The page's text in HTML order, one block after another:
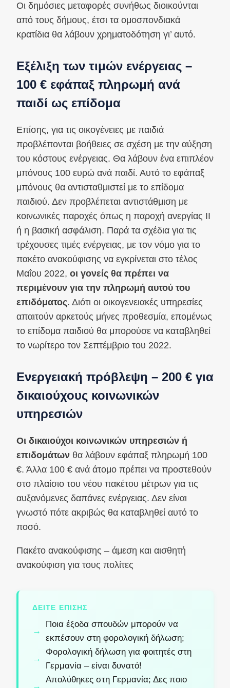
Οι δημόσιες μεταφορές συνήθως διοικούνται
από τους δήμους, έτσι τα ομοσπονδιακά
κρατίδια θα λάβουν χρηματοδότηση γι’ αυτό.
Εξέλιξη των τιμών ενέργειας –
100 € εφάπαξ πληρωμή ανά
παιδί ως επίδομα
Επίσης, για τις οικογένειες με παιδιά
προβλέπονται βοήθειες σε σχέση με την αύξηση
του κόστους ενέργειας. Θα λάβουν ένα επιπλέον
μπόνους 100 ευρώ ανά παιδί. Αυτό το εφάπαξ
μπόνους θα αντισταθμιστεί με το επίδομα
παιδιού. Δεν προβλέπεται αντιστάθμιση με
κοινωνικές παροχές όπως η παροχή ανεργίας ΙΙ
ή η βασική ασφάλιση. Παρά τα σχέδια για τις
τρέχουσες τιμές ενέργειας, με τον νόμο για το
πακέτο ανακούφισης να εγκρίνεται στο τέλος
Μαΐου 2022, οι γονείς θα πρέπει να
περιμένουν για την πληρωμή αυτού του
επιδόματος. Διότι οι οικογενειακές υπηρεσίες
απαιτούν αρκετούς μήνες προθεσμία, επομένως
το επίδομα παιδιού θα μπορούσε να καταβληθεί
το νωρίτερο τον Σεπτέμβριο του 2022.
Ενεργειακή πρόβλεψη – 200 € για
δικαιούχους κοινωνικών
υπηρεσιών
Οι δικαιούχοι κοινωνικών υπηρεσιών ή
επιδομάτων θα λάβουν εφάπαξ πληρωμή 100
€. Άλλα 100 € ανά άτομο πρέπει να προστεθούν
στο πλαίσιο του νέου πακέτου μέτρων για τις
αυξανόμενες δαπάνες ενέργειας. Δεν είναι
γνωστό πότε ακριβώς θα καταβληθεί αυτό το
ποσό.
Πακέτο ανακούφισης – άμεση και αισθητή
ανακούφιση για τους πολίτες
ΔΕΊΤΕ ΕΠΊΣΗΣ
Ποια έξοδα σπουδών μπορούν να
εκπέσουν στη φορολογική δήλωση;
Φορολογική δήλωση για φοιτητές στη
Γερμανία – είναι δυνατό!
Απολύθηκες στη Γερμανία; Δες ποιο